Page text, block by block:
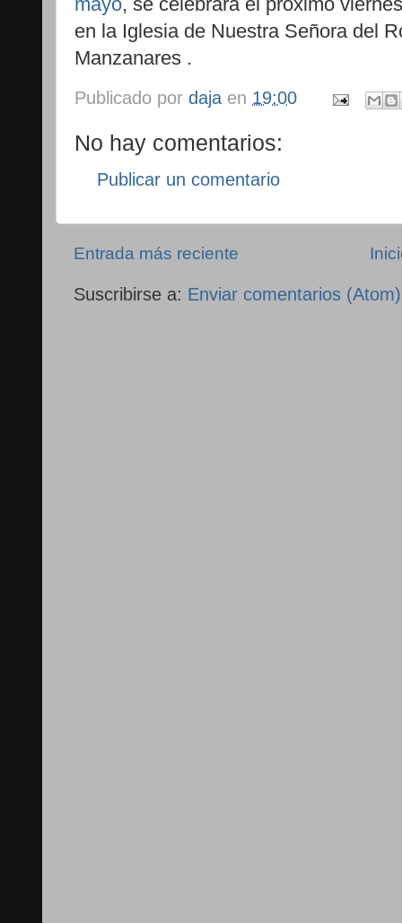
en la Iglesia de Nuestra Señora del
Manzanares .
Publicado por daja en 19:00
No hay comentarios:
Publicar un comentario
Entrada más reciente
Suscribirse a: Enviar comentarios (Atom)